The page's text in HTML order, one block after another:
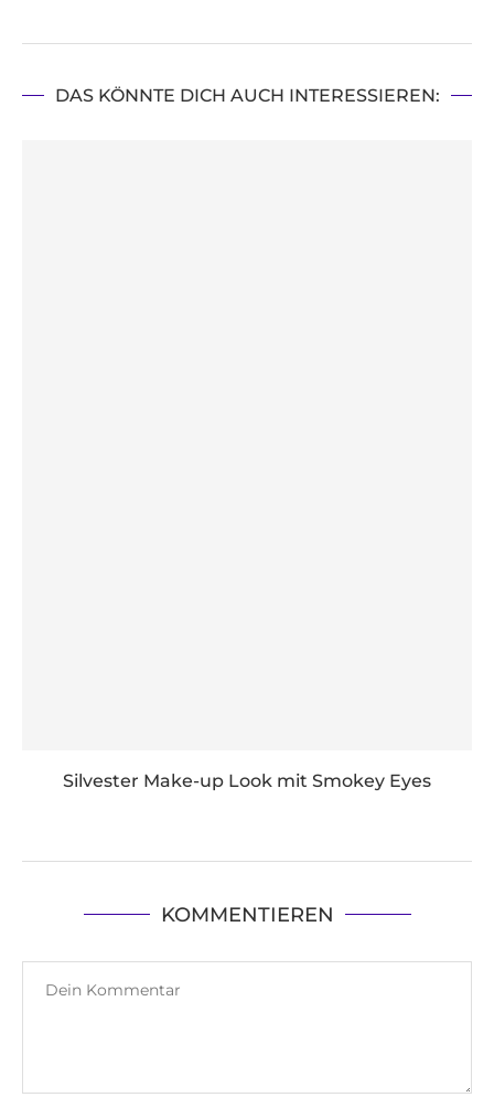
DAS KÖNNTE DICH AUCH INTERESSIEREN:
Silvester Make-up Look mit Smokey Eyes
KOMMENTIEREN